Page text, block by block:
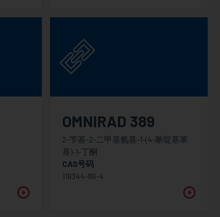
OMNIRAD 389
2-苄基-2-二甲基氨基-1-(4-哌啶基苯
基)-1-丁酮
CAS号码
119344-86-4